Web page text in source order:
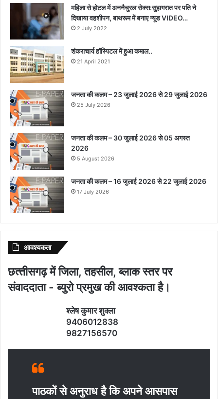
महिला से होटल में अननैचुरल सेक्स:सुहागरात पर पति ने
दिखाया वहशीपन, बाथरूम में बनाए न्यूड VIDEO…
2 July 2022
शंकराचार्य हॉस्पिटल में हुआ कमाल..
21 April 2021
जनता की कलम – 23 जुलाई 2026 से 29 जुलाई 2026
25 July 2026
जनता की कलम – 30 जुलाई 2026 से 05 अगस्त
2026
5 August 2026
जनता की कलम – 16 जुलाई 2026 से 22 जुलाई 2026
17 July 2026
आवश्‍यकता
छत्‍तीसगढ़ में जिला, तहसील, ब्‍लाक स्‍तर पर
संवाददाता - ब्‍युरो प्रमुख की आवश्‍कता है।
श्‍लेष कुमार शुक्‍ला
9406012838
9827156570
पाठकों से अनुराध है कि अपने आसपास